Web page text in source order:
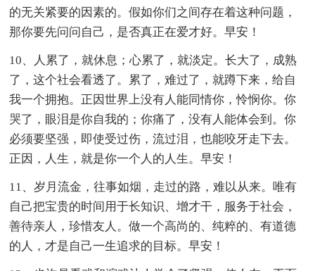
的无关紧要的因素的。假如你们之间存在着这种问题，
那你要先问问自己，是否真正在爱才好。早安！
10、人累了，就休息；心累了，就淡定。长大了，成熟
了，这个社会看透了。累了，难过了，就蹲下来，给自
我一个拥抱。正因世界上没有人能同情你，怜悯你。你
哭了，眼泪是你自我的；你痛了，没有人能体会到。你
必须要坚强，即使受过伤，流过泪，也能咬牙走下去。
正因，人生，就是你一个人的人生。早安！
11、岁月流金，往事如烟，走过的路，难以从来。唯有
自己把宝贵的时间用于长知识、增才干，服务于社会，
善待亲人，珍惜友人。做一个高尚的、纯粹的、有道德
的人，才是自己一生追求的目标。早安！